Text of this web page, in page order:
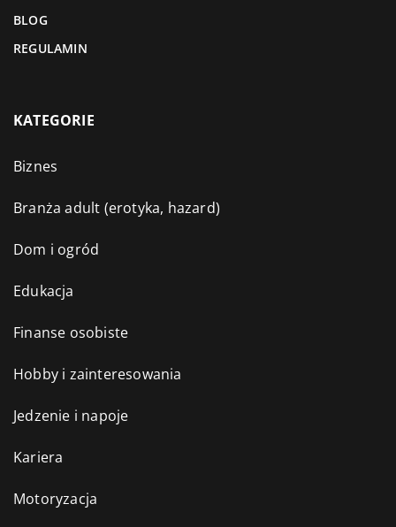
BLOG
REGULAMIN
KATEGORIE
Biznes
Branża adult (erotyka, hazard)
Dom i ogród
Edukacja
Finanse osobiste
Hobby i zainteresowania
Jedzenie i napoje
Kariera
Motoryzacja